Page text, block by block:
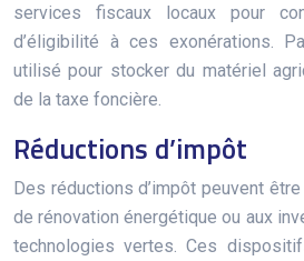
services fiscaux locaux pour
d’éligibilité à ces exonérations.
utilisé pour stocker du matériel
de la taxe foncière.
Réductions d’impôt
Des réductions d’impôt peuvent
de rénovation énergétique ou aux
technologies vertes. Ces